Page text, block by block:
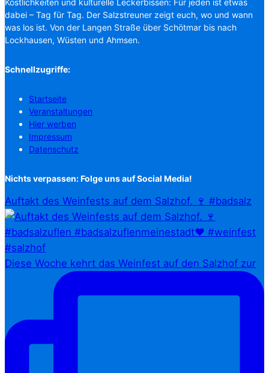
dabei – Tag für Tag. Der Salzstreuner zeigt euch, wo und wann
was los ist. Von der Langen Straße über Schötmar bis nach
Lockhausen, Wüsten und Ahmsen.
Schnellzugriffe:
Startseite
Veranstaltungen
Hier werben
Impressum
Datenschutz
Nichts verpassen: Folge uns auf Social Media!
Auftakt des Weinfests auf dem Salzhof. 🍷 #badsalz
Diese Woche kehrt das Weinfest auf den Salzhof zur